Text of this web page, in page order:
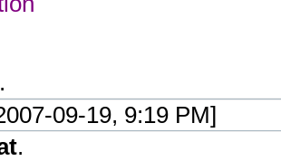
09-19, 9:19 PM]
.